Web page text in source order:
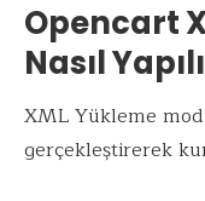
Opencart
Nasıl
XML Yükleme
gerçekleştirerek